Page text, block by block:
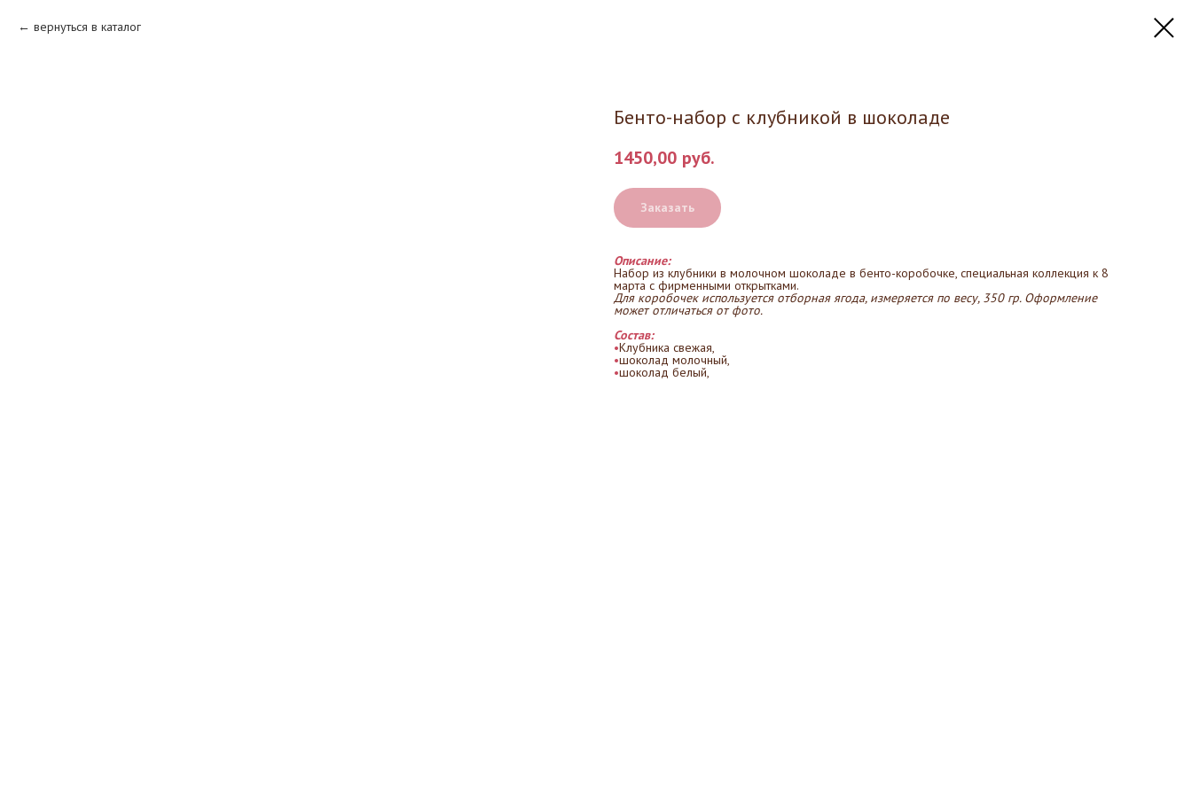
вернуться в каталог
Бенто-набор с клубникой в шоколаде
1450,00 руб.
Заказать
Описание:
Набор из клубники в молочном шоколаде в бенто-коробочке, специальная коллекция к 8
марта с фирменными открытками.
Для коробочек используется отборная ягода, измеряется по весу, 350 гр. Оформление
может отличаться от фото.
Состав:
•Клубника свежая,
•шоколад молочный,
•шоколад белый,